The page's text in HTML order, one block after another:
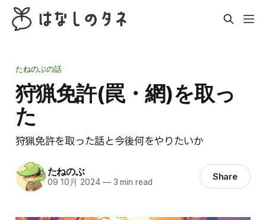
たねのぶの話
狩猟免許(罠・網)を取っ
た
狩猟免許を取った話と今後何をやりたいか
たねのぶ
09 10月 2024 —3 min read Share